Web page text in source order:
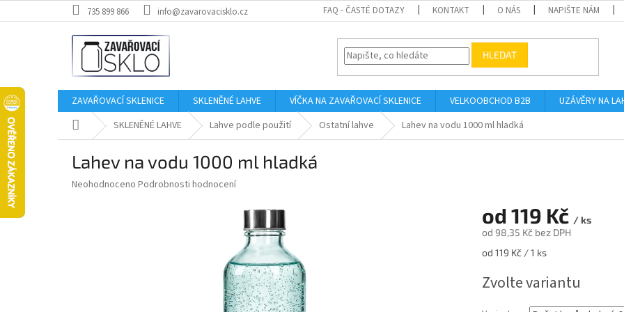
na
735 899 866 info@zavarovacisklo.cz FAQ - ČASTÉ DOTAZY KONTAKT O NÁS NAPIŠTE NÁM
HLEDAT
ZAVAŘOVACÍ SKLENICE SKLENĚNÉ LAHVE VÍČKA NA ZAVAŘOVACÍ SKLENICE VELKOOBCHOD B2B UZÁVĚRY NA
Domů SKLENĚNÉ LAHVE Lahve podle použití Ostatní lahve Lahev na vodu 1000 ml hladká
Lahev na vodu 1000 ml hladká
Průměrné
Neohodnoceno Podrobnosti hodnocení
od 119 Kč / ks
od 98,35 Kč bez DPH
Měrná
od 119 Kč / 1 ks
Zvolte variantu